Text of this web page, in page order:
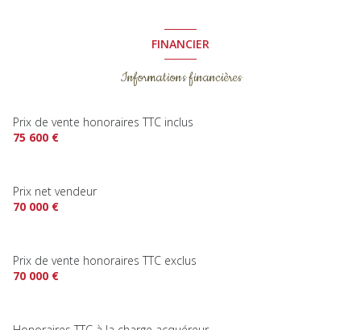
FINANCIER
Informations financières
Prix de vente honoraires TTC inclus
75 600 €
Prix net vendeur
70 000 €
Prix de vente honoraires TTC exclus
70 000 €